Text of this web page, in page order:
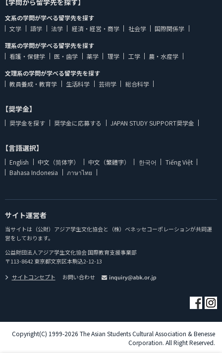
【学問から留学先を探す】
文系の学問が学べる留学先を探す
文学
語学 法学 経済・経営・商学 社会学
国際関係学
理系の学問が学べる留学先を探す
看護・保健学
医・歯学 薬学 理学 工学
農・水産学
文理系の学問が学べる留学先を探す
教員養成・教育学
生活科学 芸術学 総合科学
【奨学金】
奨学金を探す 奨学金に応募する JAPAN STUDY SUPPORT奨学金
【言語選択】
English 中文（简体字） 中文（繁體字） 한국어
Tiếng Việt
Bahasa Indonesia
ภาษาไทย
サイト運営者
当サイトは（公財）アジア学生文化協会と（株）ベネッセコーポレーションが共同運
営をしております。
公益財団法人アジア学生文化協会 国際教育支援事業部
〒113-8642 東京都文京区本駒込2-12-13
サイトコンセプト
お問い合わせ
Copyright(C) 1999-2026 The Asian Students Cultural Association & Benesse
Corporation. All Right Reserved.